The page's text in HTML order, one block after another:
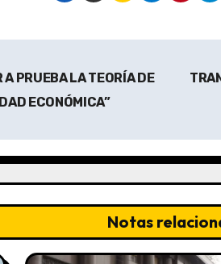
A PRUEBA LA TEORÍA DE
ECONÓMICA”
Notas